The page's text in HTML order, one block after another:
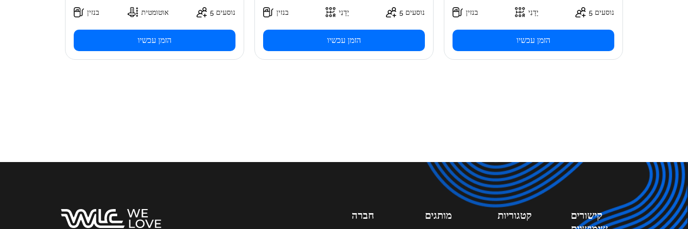
בנזין אוטומטית 5 נוסעים
הזמן עכשיו
בנזין יָדָנִי 5 נוסעים
הזמן עכשיו
בנזין יָדָנִי 5 נוסעים
הזמן עכשיו
חברה מותגים קטגוריות
קישורים